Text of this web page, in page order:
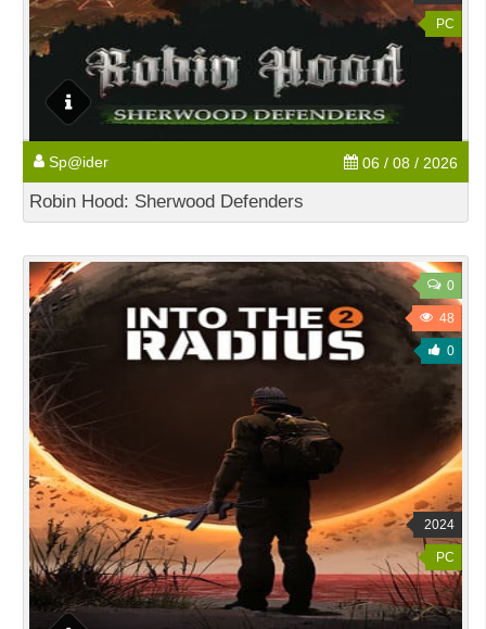
PC
Sp@ider 06 / 08 / 2026
Robin Hood: Sherwood Defenders
0
48
0
2024
PC